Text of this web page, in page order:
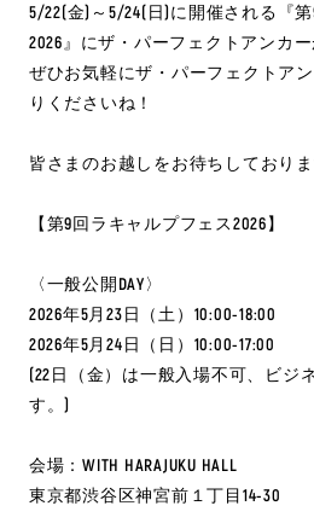
5/22(金)～5/24(日)に開催される『
2026』にザ・パーフェクトアンカ
ぜひお気軽にザ・パーフェクトア
りくださいね！
皆さまのお越しをお待ちしておりま
【第9回ラキャルプフェス2026】
〈一般公開DAY〉
2026年5月23日（土）10:00-18:00
2026年5月24日（日）10:00-17:00
(22日（金）は一般入場不可、ビジ
す。)
会場：WITH HARAJUKU HALL
東京都渋谷区神宮前１丁目14-30